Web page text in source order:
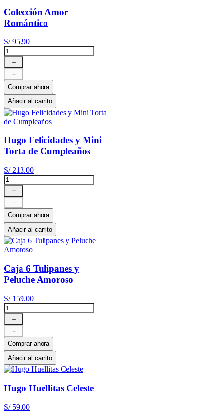
Colección Amor
Romántico
S/ 95.90
＋
－
Comprar ahora
Añadir al carrito
Hugo Felicidades y Mini
Torta de Cumpleaños
S/ 213.00
＋
－
Comprar ahora
Añadir al carrito
Caja 6 Tulipanes y
Peluche Amoroso
S/ 159.00
＋
－
Comprar ahora
Añadir al carrito
Hugo Huellitas Celeste
S/ 59.00